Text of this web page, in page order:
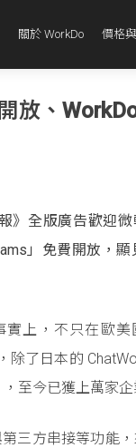
關於 WorkDo 價格
放、
》全版廣告歡迎
」免費開放，
上，不只在歐美
了日本的
至今已獲上萬家企
三方串接等功能